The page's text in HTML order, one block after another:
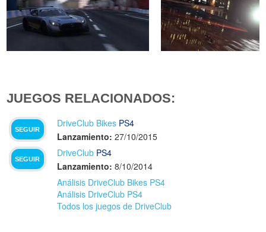
JUEGOS RELACIONADOS:
SEGUIR
DriveClub Bikes PS4
Lanzamiento: 27/10/2015
SEGUIR
DriveClub PS4
Lanzamiento: 8/10/2014
Análisis DriveClub Bikes PS4
Análisis DriveClub PS4
Todos los juegos de DriveClub